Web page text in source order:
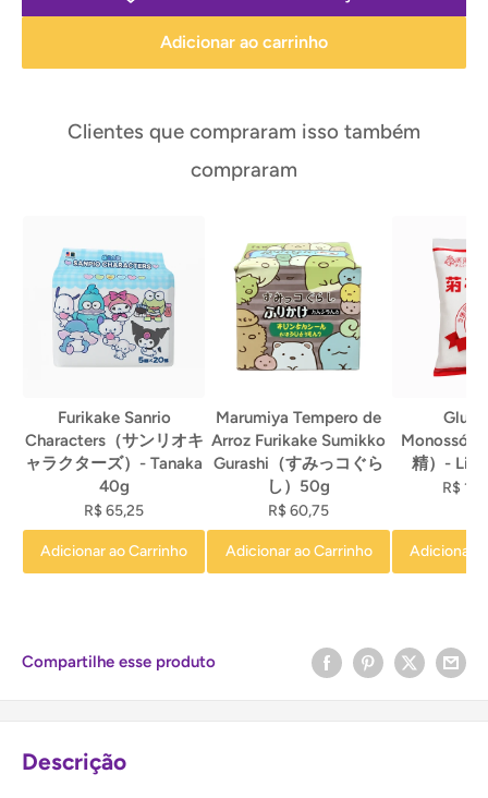
Adicionar ao carrinho
Clientes que compraram isso também
compraram
Furikake Sanrio
Characters（サンリオキ
ャラクターズ）- Tanaka
40g
R$ 65,25
Adicionar ao Carrinho
Marumiya Tempero de
Arroz Furikake Sumikko
Gurashi（すみっコぐら
し）50g
R$ 60,75
Adicionar ao Carrinho
精）-
R$
Adicionar
Compartilhe esse produto
Descrição